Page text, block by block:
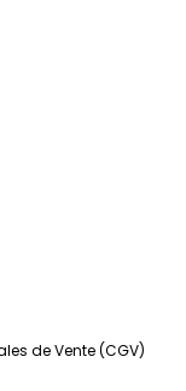
de Vente (CGV)